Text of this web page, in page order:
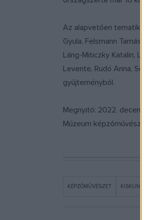
Az alapvetően tematikus
Gyula, Felsmann Tamás,
Láng-Miticzky Katalin,
Levente, Rudó Anna,
gyűjteményből.
Megnyitó: 2022. december
Múzeum
KÉPZŐMŰVÉSZET